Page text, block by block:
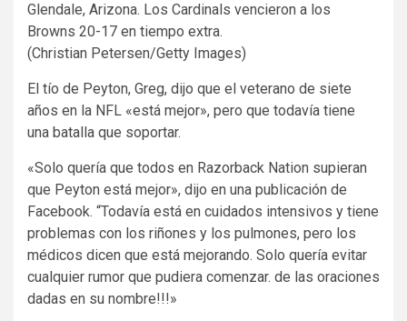
Glendale, Arizona. Los Cardinals vencieron a los
Browns 20-17 en tiempo extra.
(Christian Petersen/Getty Images)
El tío de Peyton, Greg, dijo que el veterano de siete
años en la NFL «está mejor», pero que todavía tiene
una batalla que soportar.
«Solo quería que todos en Razorback Nation supieran
que Peyton está mejor», dijo en una publicación de
Facebook. “Todavía está en cuidados intensivos y tiene
problemas con los riñones y los pulmones, pero los
médicos dicen que está mejorando. Solo quería evitar
cualquier rumor que pudiera comenzar. de las oraciones
dadas en su nombre!!!»